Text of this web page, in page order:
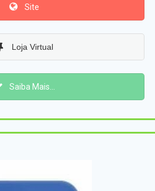
Site
Loja Virtual
Saiba Mais...